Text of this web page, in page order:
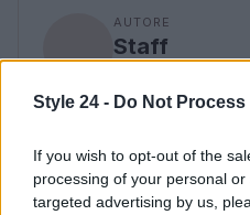
Style 24 - Do Not
If you wish to opt-out of the
processing of your personal
targeted advertising by us,
AUTORE
Staff